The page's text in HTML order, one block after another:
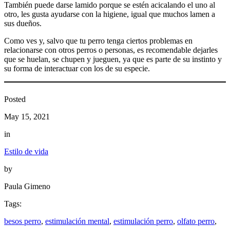
También puede darse lamido porque se estén acicalando el uno al
otro, les gusta ayudarse con la higiene, igual que muchos lamen a
sus dueños.
Como ves y, salvo que tu perro tenga ciertos problemas en
relacionarse con otros perros o personas, es recomendable dejarles
que se huelan, se chupen y jueguen, ya que es parte de su instinto y
su forma de interactuar con los de su especie.
Posted
May 15, 2021
in
Estilo de vida
by
Paula Gimeno
Tags:
besos perro, estimulación mental, estimulación perro, olfato perro